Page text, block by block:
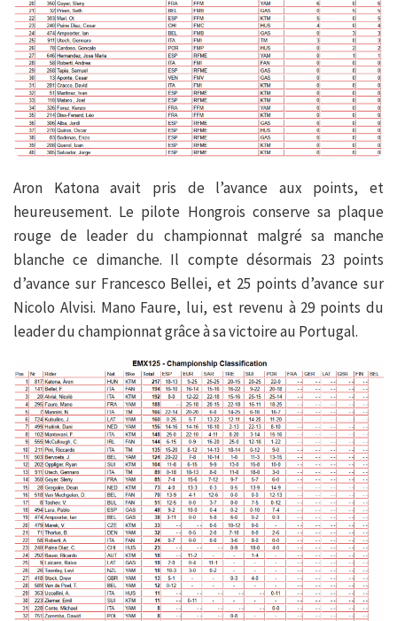
Aron Katona avait pris de l’avance aux points, et
heureusement. Le pilote Hongrois conserve sa plaque
rouge de leader du championnat malgré sa manche
blanche ce dimanche. Il compte désormais 23 points
d’avance sur Francesco Bellei, et 25 points d’avance sur
Nicolo Alvisi. Mano Faure, lui, est revenu à 29 points du
leader du championnat grâce à sa victoire au Portugal.